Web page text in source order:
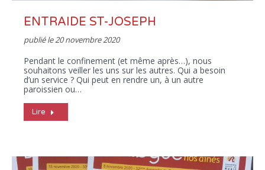
ENTRAIDE ST-JOSEPH
publié le20 novembre 2020
Pendant le confinement (et même après…), nous
souhaitons veiller les uns sur les autres. Qui a besoin
d’un service ? Qui peut en rendre un, à un autre
paroissien ou…
Lire